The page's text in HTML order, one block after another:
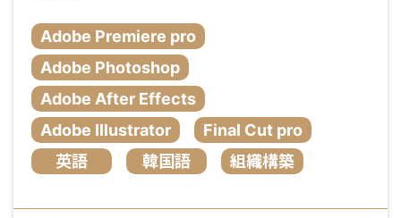
Adobe Premiere pro
Adobe Photoshop
Adobe After Effects
Adobe Illustrator
Final Cut pro
英語
韓国語 組織構築